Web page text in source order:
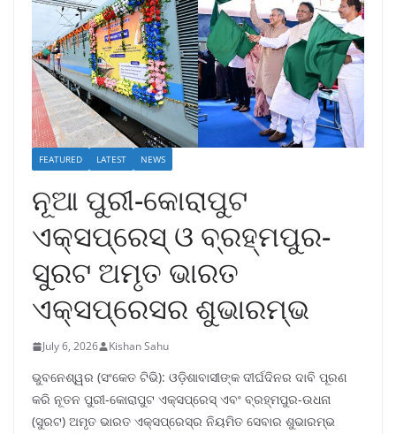
FEATURED LATEST NEWS
ନୂଆ ପୁରୀ-କୋରାପୁଟ
ଏକ୍ସପ୍ରେସ୍ ଓ ବ୍ରହ୍ମପୁର-
ସୁରଟ ଅମୃତ ଭାରତ
ଏକ୍ସପ୍ରେସର ଶୁଭାରମ୍ଭ
July 6, 2026 Kishan Sahu
ଭୁବନେଶ୍ୱର (ସଂକେତ ଟିଭି): ଓଡ଼ିଶାବାସୀଙ୍କ ଦୀର୍ଘଦିନର ଦାବି ପୂରଣ
କରି ନୂତନ ପୁରୀ-କୋରାପୁଟ ଏକ୍ସପ୍ରେସ୍ ଏବଂ ବ୍ରହ୍ମପୁର-ଉଧନା
(ସୁରଟ) ଅମୃତ ଭାରତ ଏକ୍ସପ୍ରେସ୍ର ନିୟମିତ ସେବାର ଶୁଭାରମ୍ଭ